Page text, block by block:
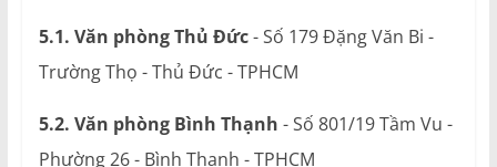
5.1. Văn phòng Thủ Đức- Số 179 Đặng Văn Bi -
Trường Thọ - Thủ Đức - TPHCM
5.2. Văn phòng Bình Thạnh - Số 801/19 Tầm Vu -
Phường 26 - Bình Thạnh - TPHCM